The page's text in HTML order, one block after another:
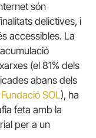
són
delictives, i
accessibles. La
(el 81% dels
abans dels
SOL), ha
feta amb la
per a un